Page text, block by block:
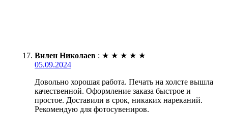
Вилен Николаев : ★ ★ ★ ★ ★
05.09.2024
Довольно хорошая работа. Печать на холсте вышла
качественной. Оформление заказа быстрое и
простое. Доставили в срок, никаких нареканий.
Рекомендую для фотосувениров.